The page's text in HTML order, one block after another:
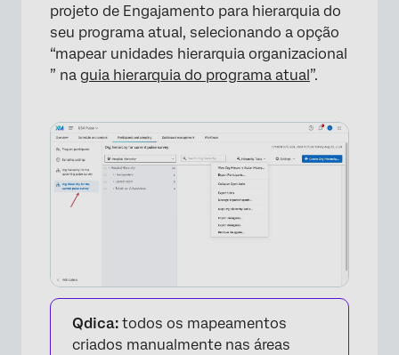
×
projeto de Engajamento para hierarquia do
seu programa atual, selecionando a opção
“mapear unidades hierarquia organizacional
” na guia hierarquia do programa atual ”.
Qdica: todos os mapeamentos
criados manualmente nas áreas